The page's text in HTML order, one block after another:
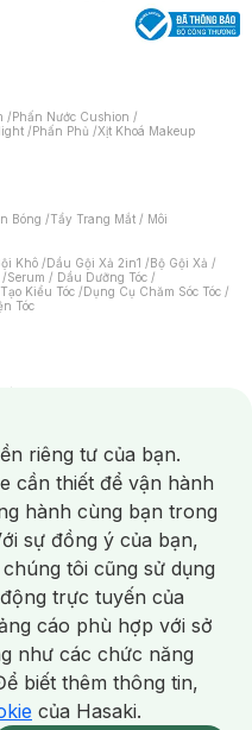
Phí 2H Xem chi tiết
/Phấn Nước Cushion /
/Phấn Phủ /Xịt Khoá Makeup
Bóng /Tẩy Trang Mắt / Môi
Khô /Dầu Gội Xả 2in1 /Bộ Gội Xả /
/Serum / Dầu Dưỡng Tóc /
Kiểu Tóc /Dụng Cụ Chăm Sóc Tóc /
Tóc
Nạ Xông Hơi /Nước Rửa Tay/
/Bàn Chải Điện/
Nước/ Nước Súc Miệng/
Vệ Sinh/Dưỡng Vùng Kín/
/Bọt Cạo Râu /Dao Cạo Râu/
/ Da Lão Hóa/ Da Mụn/
/ Nám / Tàn Nhang
/ Máy Rửa Mặt Máy Chăm Sóc Da
riêng tư của bạn.
cần thiết để vận hành
hành cùng bạn trong
sự đồng ý của bạn,
tôi cũng sử dụng
trực tuyến của
cáo phù hợp với sở
như các chức năng
biết thêm thông tin,
của Hasaki.